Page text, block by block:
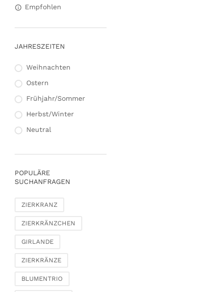
Gartenmöbel
Kleinmöbel
Blumentöpfe &
Pflanzgefäße
Vasen, Kannen & Krüge
Kerzenhalter &
Abdeckhauben
Kunstpflanzen & florale
Kunstblumen
Dekobäume
Zierfedern
Kränze & Ketten
Schalen, Bretter &
Empfohlen
JAHRESZEITEN
Weihnachten
Ostern
Frühjahr/Sommer
Herbst/Winter
Neutral
POPULÄRE
SUCHANFRAGEN
ZIERKRANZ
ZIERKRÄNZCHEN
GIRLANDE
ZIERKRÄNZE
BLUMENTRIO